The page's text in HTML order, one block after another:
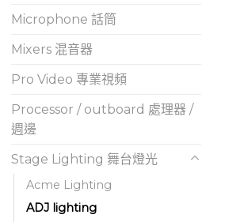
Microphone 話筒
Mixers 混音器
Pro Video 專業視頻
Processor / outboard 處理器 /
週邊
Stage Lighting 舞台燈光
Acme Lighting
ADJ lighting